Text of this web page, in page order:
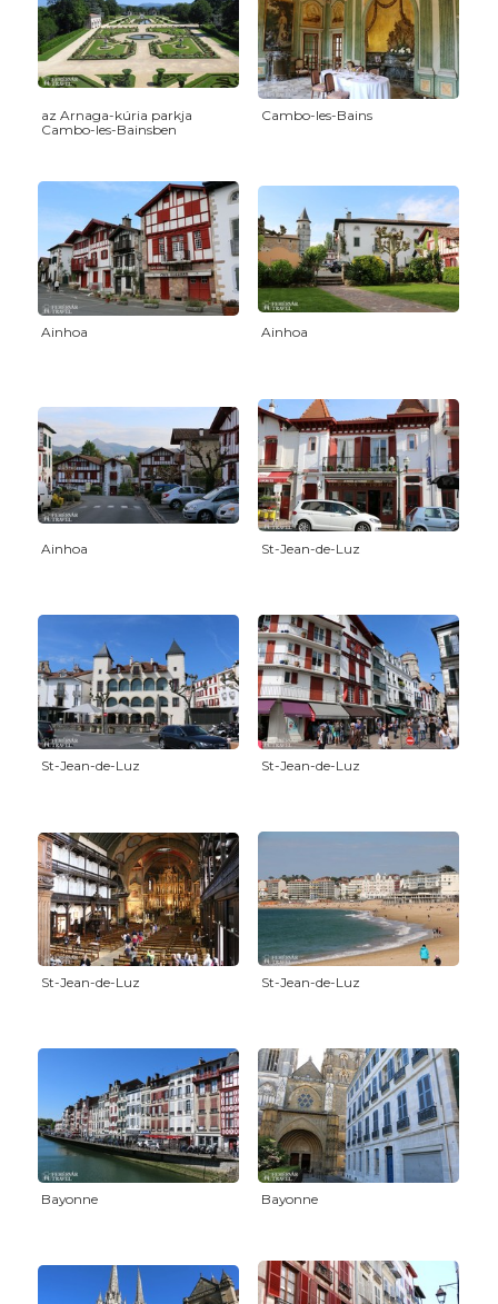
az Arnaga-kúria parkja
Cambo-les-Bainsben
Cambo-les-Bains
Ainhoa Ainhoa
Ainhoa St-Jean-de-Luz
St-Jean-de-Luz St-Jean-de-Luz
St-Jean-de-Luz St-Jean-de-Luz
Bayonne Bayonne